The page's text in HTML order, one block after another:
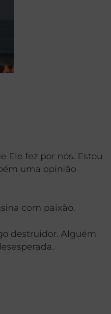
Ele fez por nós. Estou
uma opinião
com paixão.
destruidor. Alguém